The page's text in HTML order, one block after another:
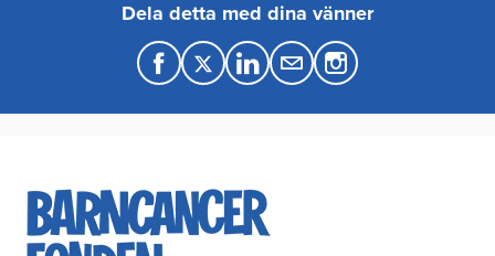
Dela detta med dina vänner
F
a
e
b
T
w
t
t
L
i
k
e
M
a